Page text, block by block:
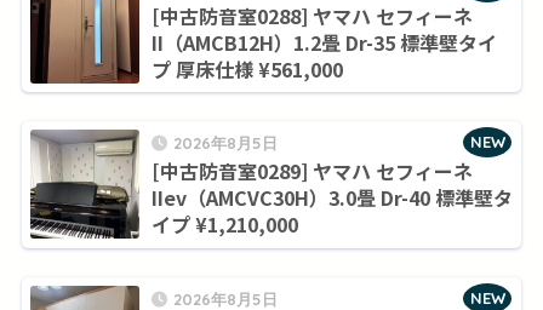
[中古防音室0288] ヤマハ セフィーネ
II（AMCB12H）1.2畳 Dr-35 標準壁タイ
プ 厚床仕様 ¥561,000
2026年8月5日
[中古防音室0289] ヤマハ セフィーネ
IIev（AMCVC30H）3.0畳 Dr-40 標準壁タ
イプ ¥1,210,000
NEW
2026年8月5日 NEW